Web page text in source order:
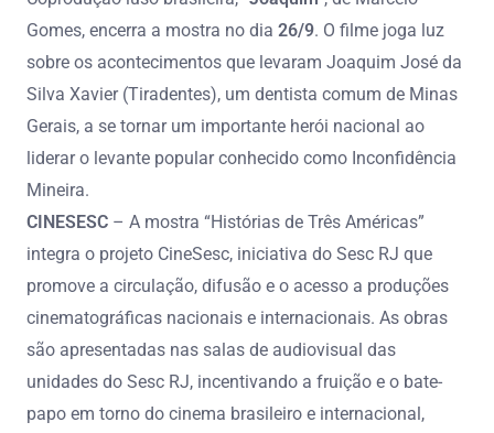
Gomes, encerra a mostra no dia 26/9. O filme joga luz
sobre os acontecimentos que levaram Joaquim José da
Silva Xavier (Tiradentes), um dentista comum de Minas
Gerais, a se tornar um importante herói nacional ao
liderar o levante popular conhecido como Inconfidência
Mineira.
CINESESC – A mostra “Histórias de Três Américas”
integra o projeto CineSesc, iniciativa do Sesc RJ que
promove a circulação, difusão e o acesso a produções
cinematográficas nacionais e internacionais. As obras
são apresentadas nas salas de audiovisual das
unidades do Sesc RJ, incentivando a fruição e o bate-
papo em torno do cinema brasileiro e internacional,